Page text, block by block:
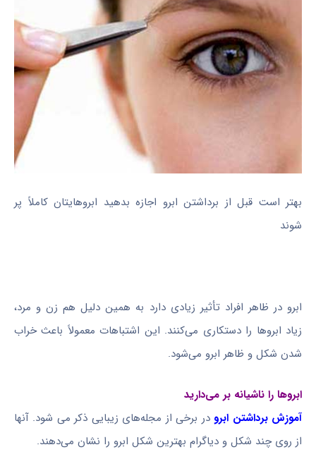
بهتر است قبل از برداشتن ابرو اجازه بدهید ابروهایتان کاملاً پر
شوند
ابرو در ظاهر افراد تأثیر زیادی دارد به همین دلیل هم زن و مرد،
زیاد ابروها را دستکاری می‌کنند. این اشتباهات معمولاً باعث خراب
شدن شکل و ظاهر ابرو می‌شود.
ابروها را ناشیانه بر می‌دارید
آموزش برداشتن ابرو در برخی از مجله‌های زیبایی ذکر می شود. آنها
از روی چند شکل و دیاگرام بهترین شکل ابرو را نشان می‌دهند.